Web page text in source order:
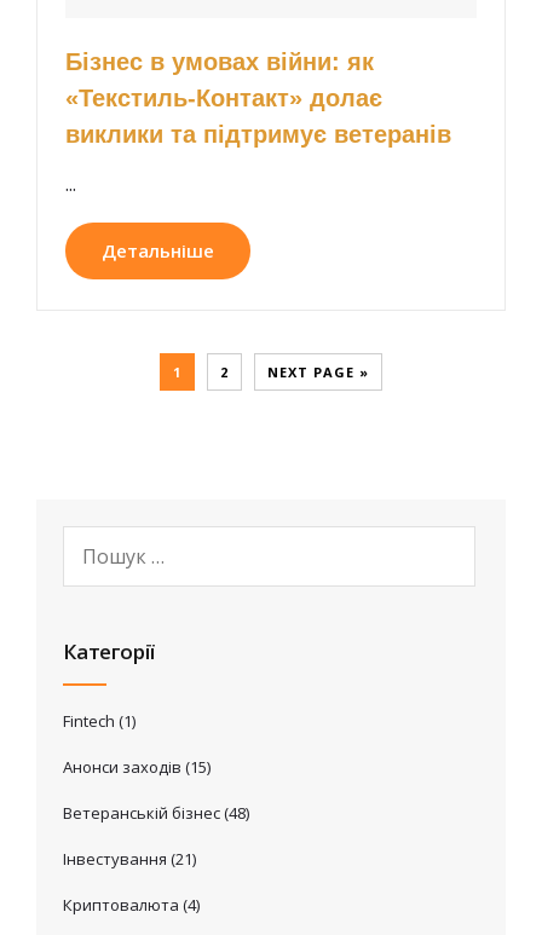
Бізнес в умовах війни: як
«Текстиль-Контакт» долає
виклики та підтримує ветеранів
...
Детальніше
1 2 NEXT PAGE »
Категорії
Fintech (1)
Анонси заходів (15)
Ветеранській бізнес(48)
Інвестування (21)
Криптовалюта (4)